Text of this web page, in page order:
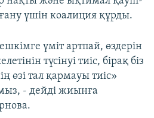
үшін коалиция құрды.
үміт артпай, өздерін
түсінуі тиіс, бірақ біз
өзі тал қармауы тиіс»
- дейді жиынға